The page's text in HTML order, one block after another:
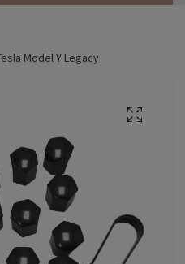
Model Y Legacy